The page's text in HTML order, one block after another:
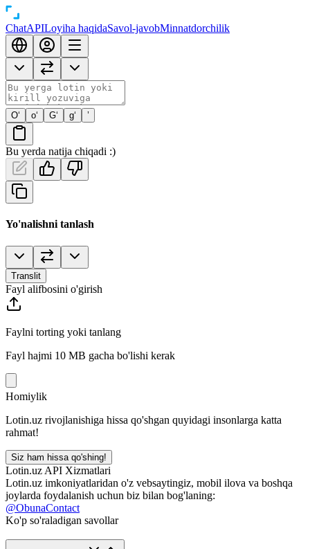
ChatAPILoyiha haqidaSavol-javobMinnatdorchilik
O‘ o‘ G‘ g‘ ’
Bu yerda natija chiqadi :)
Yo'nalishni tanlash
Translit
Fayl alifbosini o'girish
Faylni torting yoki tanlang
Fayl hajmi 10 MB gacha bo'lishi kerak
Homiylik
Lotin.uz rivojlanishiga hissa qo'shgan quyidagi insonlarga katta
rahmat!
Siz ham hissa qo'shing!
Lotin.uz API Xizmatlari
Lotin.uz imkoniyatlaridan o'z vebsaytingiz, mobil ilova va boshqa
joylarda foydalanish uchun biz bilan bog'laning:
@ObunaContact
Ko'p so'raladigan savollar